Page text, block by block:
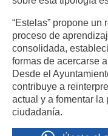
“Estelas” propone
proceso de
consolidada,
formas de acercarse
Desde el
contribuye a
actual y a fomentar
ciudadanía.